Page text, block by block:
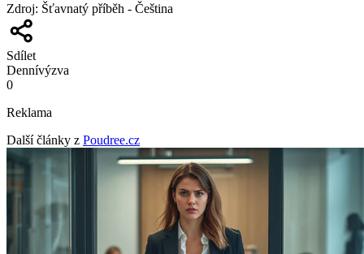
Zdroj: Šťavnatý příběh - Čeština
Sdílet
Dennívýzva
0
Reklama
Další články z Poudree.cz